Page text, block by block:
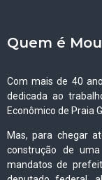
Quem é
Com mais de 40
dedicada ao
Econômico de Praia
Mas, para chegar
construção de
mandatos de